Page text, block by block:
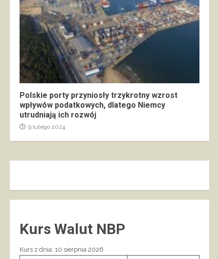
Polskie porty przyniosły trzykrotny wzrost
wpływów podatkowych, dlatego Niemcy
utrudniają ich rozwój
9 lutego 2024
Kurs Walut NBP
Kurs z dnia: 10 sierpnia 2026